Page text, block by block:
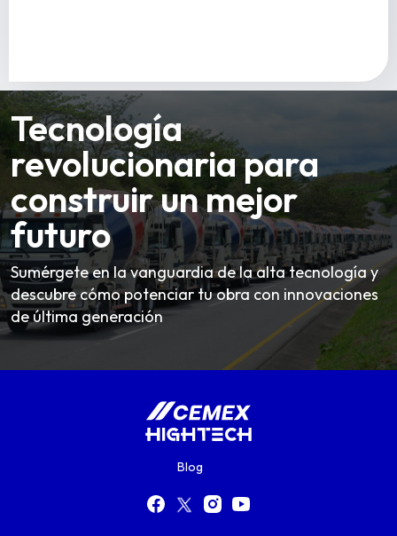
Tecnología
revolucionaria para
construir un mejor
futuro
Sumérgete en la vanguardia de la alta tecnología y
descubre cómo potenciar tu obra con innovaciones
de última generación
Blog